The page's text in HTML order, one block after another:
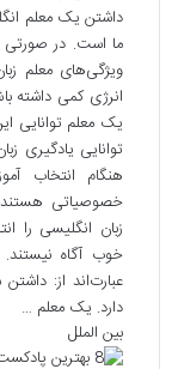
داشتن یک معلم
ما است. در صورتی
ویژگی‌های معلم
انرژی کمی داشته
یک معلم توانایی
توانایی یادگیری
هنگام انتخاب
خصوصیاتی
زبان انگلیسی را
خوب آگاه نیستند.
عبارت‌اند از:
دارد. یک معلم …
بین الملل